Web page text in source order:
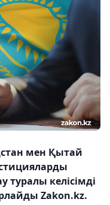
мен Қытай
туралы келісімді
Zakon.kz.